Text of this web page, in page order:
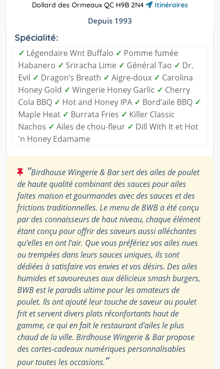
Dollard des Ormeaux QC H9B 2N4
Itinéraires
Depuis 1993
Spécialité:
✓ Légendaire Wnt Buffalo ✓ Pomme fumée
Habanero ✓ Sriracha Lime ✓ Général Tao ✓ Dr.
Evil ✓ Dragon’s Breath ✓ Aigre-doux ✓ Carolina
Honey Gold ✓ Wingerie Honey Garlic ✓ Cherry
Cola BBQ ✓ Hot and Honey IPA ✓ Bord’aile BBQ ✓
Maple Heat ✓ Burrata Fries ✓ Killer Classic
Nachos ✓ Ailes de chou-fleur ✓ Dill With It et Hot
'n Honey Edamame
“Birdhouse Wingerie & Bar sert des ailes de poulet
de haute qualité combinant des sauces pour ailes
faites maison et gourmandes avec des sauces et des
frictions traditionnelles. Le menu de BWB a été conçu
par des connaisseurs de haut niveau, chaque élément
étant conçu pour offrir des saveurs aussi alléchantes
qu’elles en ont l’air. Que vous préfériez vos ailes nues
ou trempées dans leurs sauces uniques, ils sont
dédiées à satisfaire vos envies et vos désirs. Des ailes
humides et savoureuses aux délicieux smash burgers,
BWB est le paradis ultime pour les amateurs de
poulet. Ils ont ajouté leur touche de saveur au poulet
frit et servent divers plats réconfortants haut de
gamme, ce qui en fait le restaurant d’ailes le plus
chaud de la ville. Birdhouse Wingerie & Bar propose
des cartes-cadeaux numériques personnalisables
pour toutes les occasions.”